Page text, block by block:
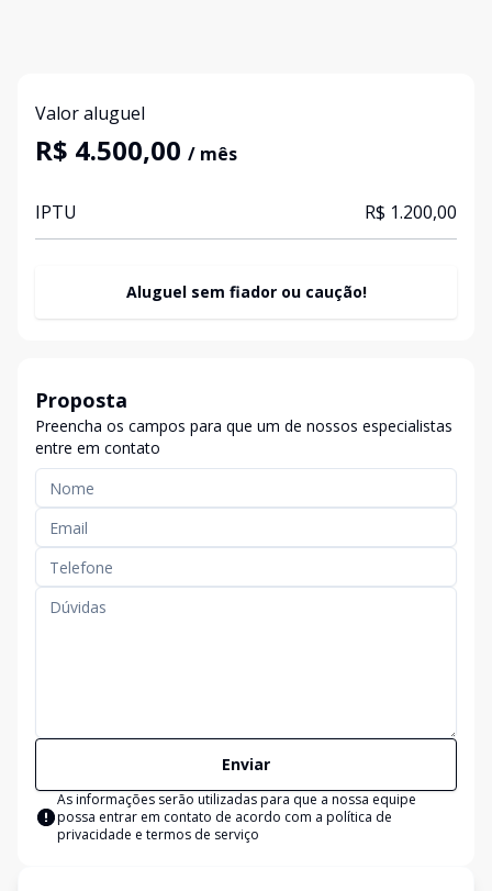
Valor aluguel
R$ 4.500,00 / mês
IPTU R$ 1.200,00
Aluguel sem fiador ou caução!
Proposta
Preencha os campos para que um de nossos especialistas
entre em contato
Enviar
As informações serão utilizadas para que a nossa equipe
possa entrar em contato de acordo com a política de
privacidade e termos de serviço